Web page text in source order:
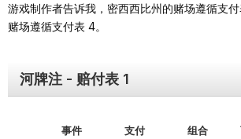
游戏制作者告诉我，密西西比州的赌场遵循支
赌场遵循支付表 4。
河牌注 - 赔付表 1
事件 支付 组合